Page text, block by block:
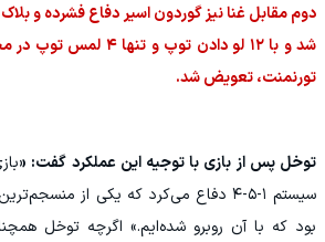
دوم مقابل غنا نیز گوردون اسیر دفاع فشرده و
شد و با ۱۲ لو دادن توپ و
تورنمنت، تعویض شد.
توخل پس از بازی با توجیه این عملکرد گفت: «
سیستم ۱-۵-۴ دفاع می‌کرد که یکی از
بود که با آن روبرو شده‌ایم.» اگرچه توخل